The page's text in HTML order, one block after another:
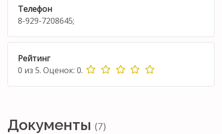
Телефон
8-929-7208645;
Рейтинг
0 из 5. Оценок: 0.
Документы (7)